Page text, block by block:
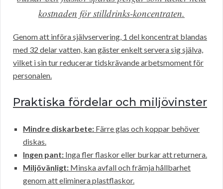
kostnaden för stilldrinks-koncentraten.
Genom att införa självservering, 1 del koncentrat blandas
med 32 delar vatten, kan gäster enkelt servera sig själva,
vilket i sin tur reducerar tidskrävande arbetsmoment för
personalen.
Praktiska fördelar och miljövinster
Mindre diskarbete: Färre glas och koppar behöver
diskas.
Ingen pant: Inga fler flaskor eller burkar att returnera.
Miljövänligt: Minska avfall och främja hållbarhet
genom att eliminera plastflaskor.